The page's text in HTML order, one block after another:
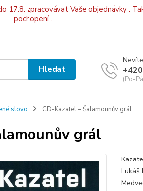
17.8. zpracovávat Vaše objednávky .
pochopení .
Hledat
(Po-
slovo CD-Kazatel – Šalamounův grál
grál
Lukáš